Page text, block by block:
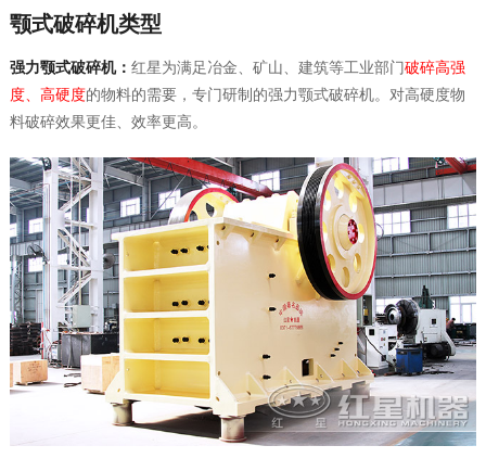
颚式破碎机类型
强力颚式破碎机： 红星为满足冶金、矿山、建筑等工业部门破碎高强
度、高硬度的物料的需要，专门研制的强力颚式破碎机。对高硬度物
料破碎效果更佳、效率更高。